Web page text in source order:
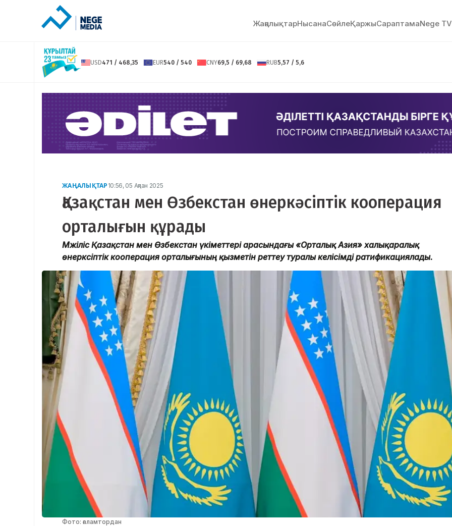
ЖаңалықтарНысанаСөйлeҚаржыСараптамаNege TV
USD471 / 468,35 EUR540 / 540 CNY69,5 / 69,68 RUB5,57 / 5,6
ЖАҢАЛЫҚТАР 10:56, 05 Ақпан 2025
Қазақстан мен Өзбекстан өнеркәсіптік кооперация
орталығын құрады
Мәжіліс Қазақстан мен Өзбекстан үкіметтері арасындағы «Орталық Азия» халықаралық
өнеркәсіптік кооперация орталығының қызметін реттеу туралы келісімді ратификациялады.
Фото: ғаламтордан